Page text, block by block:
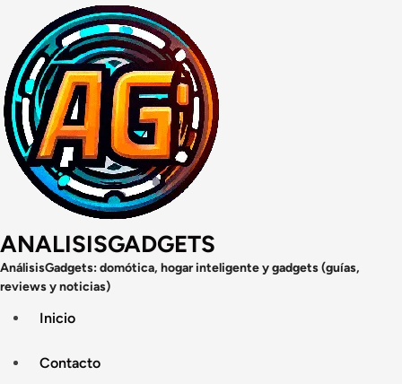
contenido
ANALISISGADGETS
AnálisisGadgets: domótica, hogar inteligente y gadgets (guías,
reviews y noticias)
Inicio
Contacto